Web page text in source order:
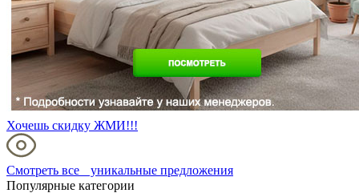
Хочешь скидку ЖМИ!!!
Смотреть все уникальные предложения
Популярные категории